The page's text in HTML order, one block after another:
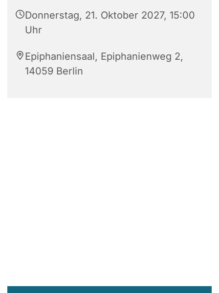
Donnerstag, 21. Oktober 2027, 15:00
Uhr
Epiphaniensaal, Epiphanienweg 2,
14059 Berlin